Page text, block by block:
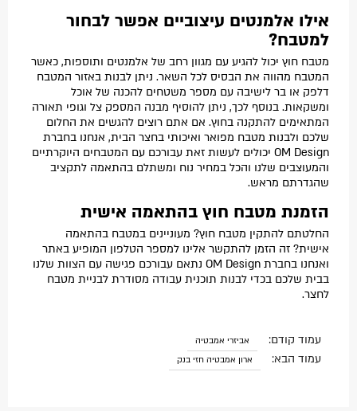
אילו אלמנטים עיצוביים אפשר לבחור
למטבח?
מטבח חוץ יכול להגיע עם מגוון רחב של אלמנטים ותוספות, כאשר
המטבח מהווה את הבסיס לכל השאר. ניתן לבנות באזור המטבח
דלפק או בר לישיבה עם מספר משטחים להכנה של אוכל
ומשקאות. בנוסף לכך, ניתן להוסיף מבנה המספק צל וגופי תאורה
המתאימים להתקנה בחוץ. אם אתם רוצים להגשים את החלום
שלכם ולבנות מטבח מפואר ואיכותי בחצר הבית, אנחנו בחברת
OM Design יכולים לעשות זאת עבורכם עם המטבחים היוקרתיים
והמעוצבים שלנו והכל במחיר נוח ומשתלם בהתאמה לתקציב
שהגדרתם מראש.
הזמנת מטבח חוץ בהתאמה אישית
החלטתם להתקין מטבח חוץ? מעוניינים במטבח בהתאמה
אישית? זה הזמן להתקשר אלינו למספר הטלפון המופיע באתר
ואנחנו בחברת OM Design נתאם עבורכם פגישה עם הצוות שלנו
בבית שלכם בכדי לבנות תוכנית עבודה מסודרת לבניית מטבח
לחצר.
עמוד קודם: אביזרי אמבטיה
עמוד הבא: ארון אמבטיה חזי בנק